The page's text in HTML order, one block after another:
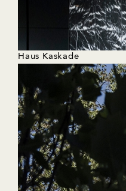
Haus Kaskade